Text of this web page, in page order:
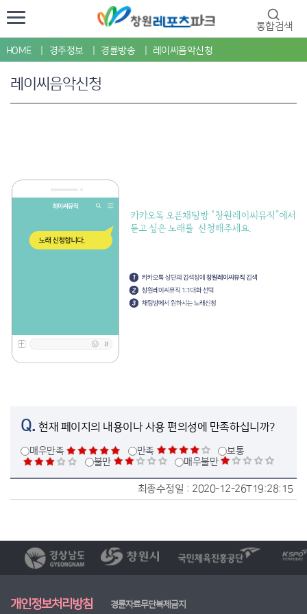
통합검색
HOME 경주정보 경륜방송 레이씨음악신청
레이씨음악신청
Q. 현재 페이지의 내용이나 사용 편의성에 만족하십니까?
매우만족 만족
보통
불만
매우불만
최종수정일 : 2020-12-26T19:28:15
개인정보처리방침 경륜자료무단복제금지